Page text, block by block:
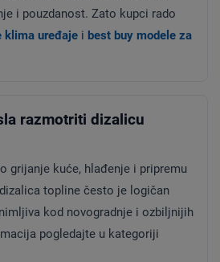
i pouzdanost. Zato kupci rado
klima uređaje i best buy modele za
razmotriti dizalicu
grijanje kuće, hlađenje i pripremu
topline često je logičan
kod novogradnje i ozbiljnijih
pogledajte u kategoriji